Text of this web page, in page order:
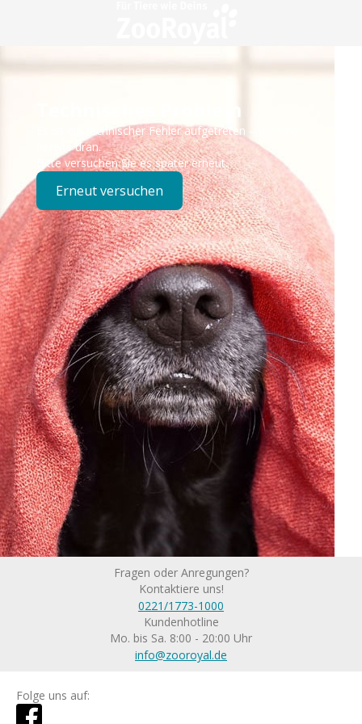
Technisches Problem
Es ist ein technischer Fehler aufgetreten – wir sind
bereits dran.
Bitte versuchen Sie es später erneut.
Erneut versuchen
Fragen oder Anregungen?
Kontaktiere uns!
0221/1773-1000
Kundenhotline
Mo. bis Sa. 8:00 - 20:00 Uhr
info@zooroyal.de
Folge uns auf: